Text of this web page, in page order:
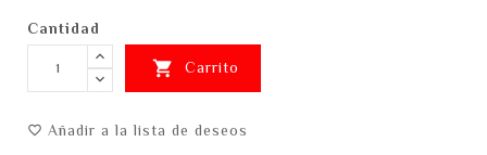
Cantidad
 Carrito
favorite_border Añadir a la lista de deseos